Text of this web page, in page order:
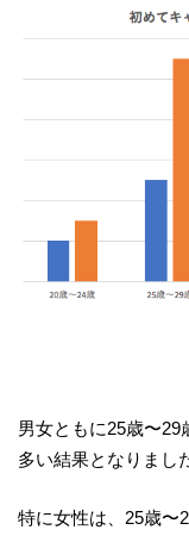
男女ともに25歳〜
多い結果となりまし
特に女性は、25歳〜